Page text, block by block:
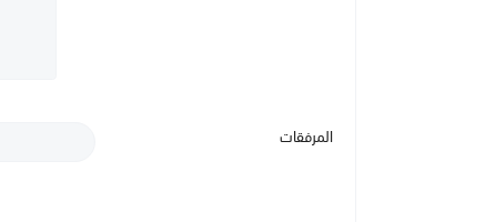
المرفقات